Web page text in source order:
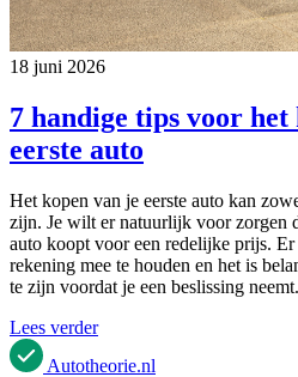
18 juni 2026
7 handige tips voor het
eerste auto
Het kopen van je eerste auto kan
zijn. Je wilt er natuurlijk voor zorgen
auto koopt voor een redelijke prijs.
rekening mee te houden en het is
te zijn voordat je een beslissing
Lees verder
Autotheorie.nl